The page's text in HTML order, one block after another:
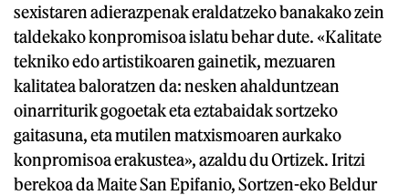
sexistaren adierazpenak eraldatzeko banakako zein
taldekako konpromisoa islatu behar dute. «Kalitate
tekniko edo artistikoaren gainetik, mezuaren
kalitatea baloratzen da: nesken ahalduntzean
oinarriturik gogoetak eta eztabaidak sortzeko
gaitasuna, eta mutilen matxismoaren aurkako
konpromisoa erakustea», azaldu du Ortizek. Iritzi
berekoa da Maite San Epifanio, Sortzen-eko Beldur